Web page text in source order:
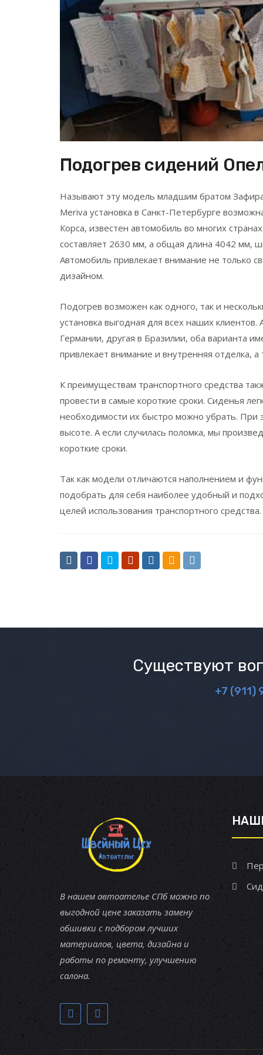
Подогрев сидений
Называют эту модель младшим братом
Meriva установка в Санкт-Петербурге
Корса, известен автомобиль во многих
составляет 2630 мм, а общая длина 4042 мм,
Автомобиль привлекает внимание не только
дизайном.
Подогрев возможен как одного, так и
установка выгодная для всех наших
Германии, другая в Бразилии, оба варианта
привлекает внимание и внутренняя отделка,
К преимуществам транспортного средства
провести в самые короткие сроки. Сиденья
необходимости их быстро можно убрать. При
высоте. А если случилась поломка, мы
короткие сроки.
Так как модели отличаются наполнением и
подобрать для себя наиболее удобный и
целей использования транспортного средства.
Существуют
+7 (911)
В нашем автоателье СПб можно по
выгодной цене заказать замену
обшивки с подбором лучших
материалов, цвета, дизайна и
работы по ремонту, улучшению
салона.